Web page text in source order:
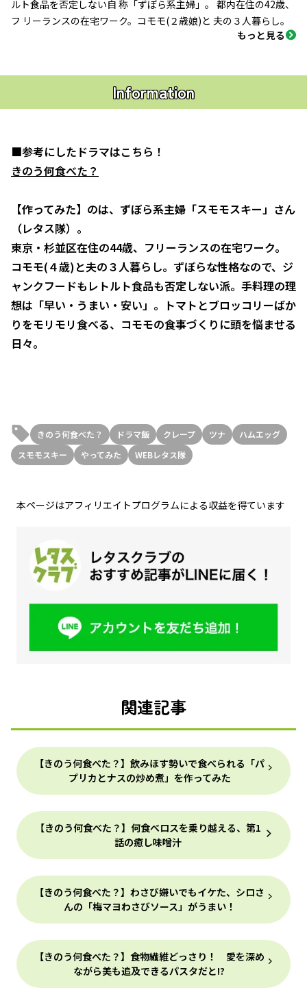
ルト食品を否定しない自 称「ずぼら系主婦」。 都内在住の42歳、
フ リーランスの在宅ワーク。コモモ(２歳娘)と 夫の３人暮らし。
もっと見る
Information
■参考にしたドラマはこちら！
きのう何食べた？
【作ってみた】のは、ずぼら系主婦「スモモスキー」さん
（レタス隊）。
東京・杉並区在住の44歳、フリーランスの在宅ワーク。
コモモ(４歳)と夫の３人暮らし。ずぼらな性格なので、ジ
ャンクフードもレトルト食品も否定しない派。手料理の理
想は「早い・うまい・安い」。トマトとブロッコリーばか
りをモリモリ食べる、コモモの食事づくりに頭を悩ませる
日々。
きのう何食べた？ ドラマ飯 クレープ ツナ
ハムエッグ
スモモスキー
やってみた WEBレタス隊
本ページはアフィリエイトプログラムによる収益を得ています
関連記事
【きのう何食べた？】飲みほす勢いで食べられる「パ
プリカとナスの炒め煮」を作ってみた
【きのう何食べた？】何食べロスを乗り越える、第1
話の癒し味噌汁
【きのう何食べた？】わさび嫌いでもイケた、シロさ
んの「梅マヨわさびソース」がうまい！
【きのう何食べた？】食物繊維どっさり！ 愛を深め
ながら美も追及できるパスタだと!?